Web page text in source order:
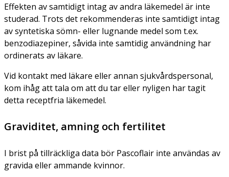
Effekten av samtidigt intag av andra läkemedel är inte
studerad. Trots det rekommenderas inte samtidigt intag
av syntetiska sömn- eller lugnande medel som t.ex.
benzodiazepiner, såvida inte samtidig användning har
ordinerats av läkare.
Vid kontakt med läkare eller annan sjukvårdspersonal,
kom ihåg att tala om att du tar eller nyligen har tagit
detta receptfria läkemedel.
Graviditet, amning och fertilitet
I brist på tillräckliga data bör Pascoflair inte användas av
gravida eller ammande kvinnor.